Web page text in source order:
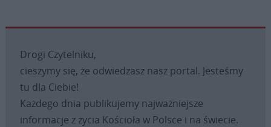
Drogi Czytelniku,
cieszymy się, że odwiedzasz nasz portal. Jesteśmy
tu dla Ciebie!
Każdego dnia publikujemy najważniejsze
informacje z życia Kościoła w Polsce i na świecie.